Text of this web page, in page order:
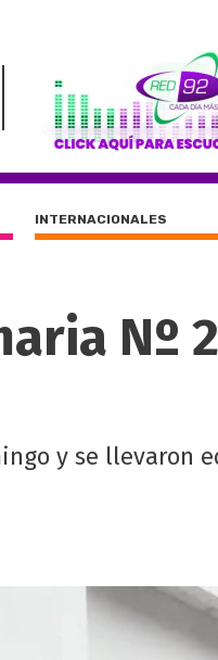
INTERNACIONALES
Nº
y se llevaron